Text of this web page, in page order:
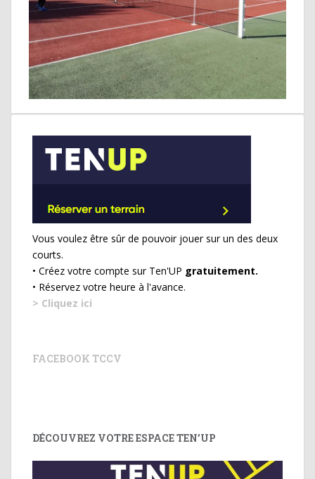
Vous voulez être sûr de pouvoir jouer sur un des deux
courts.
• Créez votre compte sur Ten'UP gratuitement.
• Réservez votre heure à l'avance.
> Cliquez ici
FACEBOOK TCCV
DÉCOUVREZ VOTRE ESPACE TEN’UP